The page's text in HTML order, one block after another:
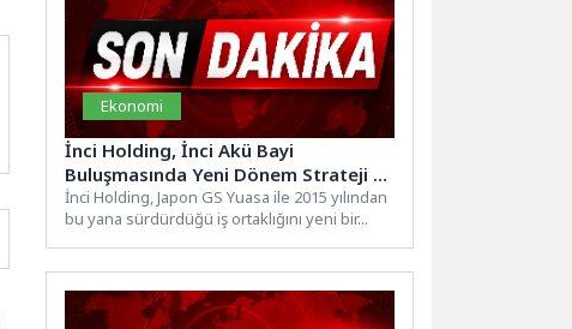
Ekonomi
İnci Holding, İnci Akü Bayi
Buluşmasında Yeni Dönem Strateji ve
Hedeflerini Paylaştı
İnci Holding, Japon GS Yuasa ile 2015 yılından
bu yana sürdürdüğü iş ortaklığını yeni bir...